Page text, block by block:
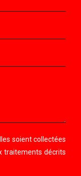
soient collectées
traitements décrits